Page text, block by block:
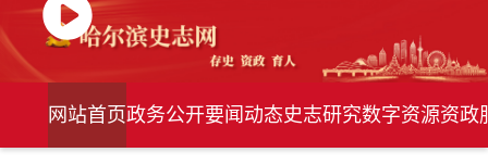
网站首页政务公开要闻动态史志研究数字资源资政